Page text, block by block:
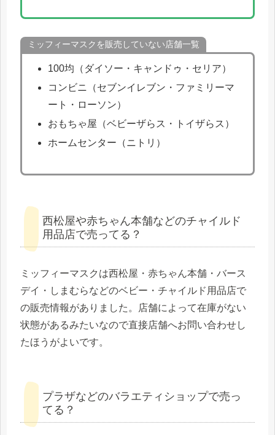
ミッフィーマスクを販売していない店舗一覧
100均（ダイソー・キャンドゥ・セリア）
コンビニ（セブンイレブン・ファミリーマ
ート・ローソン）
おもちゃ屋（ベビーザらス・トイザらス）
ホームセンター（ニトリ）
西松屋や赤ちゃん本舗などのチャイルド
用品店で売ってる？
ミッフィーマスクは西松屋・赤ちゃん本舗・バース
デイ・しまむらなどのベビー・チャイルド用品店で
の販売情報がありました。店舗によって在庫がない
状態があるみたいなので直接店舗へお問い合わせし
たほうがよいです。
プラザなどのバラエティショップで売っ
てる？